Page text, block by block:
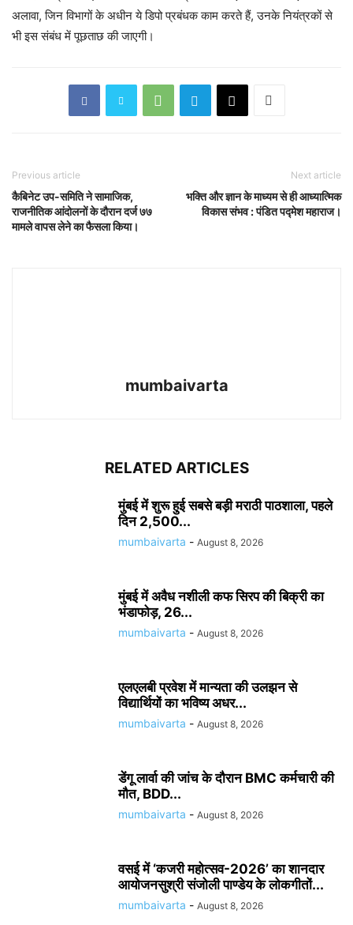
अलावा, जिन विभागों के अधीन ये डिपो प्रबंधक काम करते हैं, उनके नियंत्रकों से
भी इस संबंध में पूछताछ की जाएगी।
Previous article
कैबिनेट उप-समिति ने सामाजिक,
राजनीतिक आंदोलनों के दौरान दर्ज ७७
मामले वापस लेने का फैसला किया।
Next article
भक्ति और ज्ञान के माध्यम से ही आध्यात्मिक
विकास संभव : पंडित पद्मेश महाराज।
mumbaivarta
RELATED ARTICLES
मुंबई में शुरू हुई सबसे बड़ी मराठी पाठशाला, पहले
दिन 2,500...
mumbaivarta - August 8, 2026
मुंबई में अवैध नशीली कफ सिरप की बिक्री का
भंडाफोड़, 26...
mumbaivarta - August 8, 2026
एलएलबी प्रवेश में मान्यता की उलझन से
विद्यार्थियों का भविष्य अधर...
mumbaivarta - August 8, 2026
डेंगू लार्वा की जांच के दौरान BMC कर्मचारी की
मौत, BDD...
mumbaivarta - August 8, 2026
वसई में ‘कजरी महोत्सव-2026’ का शानदार
आयोजनसुश्री संजोली पाण्डेय के लोकगीतों...
mumbaivarta - August 8, 2026